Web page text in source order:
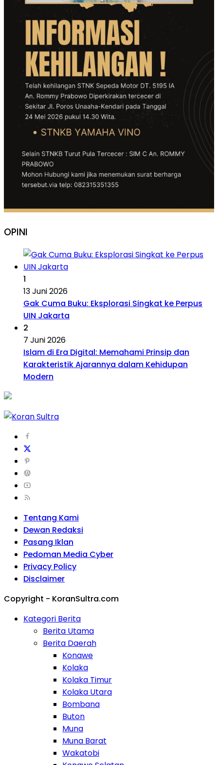
OPINI
1
13 Juni 2026
Gak Cuma Buku: Eksplorasi Singkat ke Perpus
UIN Jakarta
2
7 Juni 2026
Islam di Era Digital: Memahami Prinsip dan
Karakteristik Ajarannya dalam Kehidupan
Modern
Tentang Kami
Dewan Redaksi
Pasang Iklan
Pedoman Media Cyber
Privacy Policy
Disclaimer
Copyright - KoranSultra.com
Kategori Berita
Berita Utama
Berita Daerah
Konawe
Kolaka
Kolaka Timur
Kolaka Utara
Bombana
Buton
Muna
Muna Barat
Wakatobi